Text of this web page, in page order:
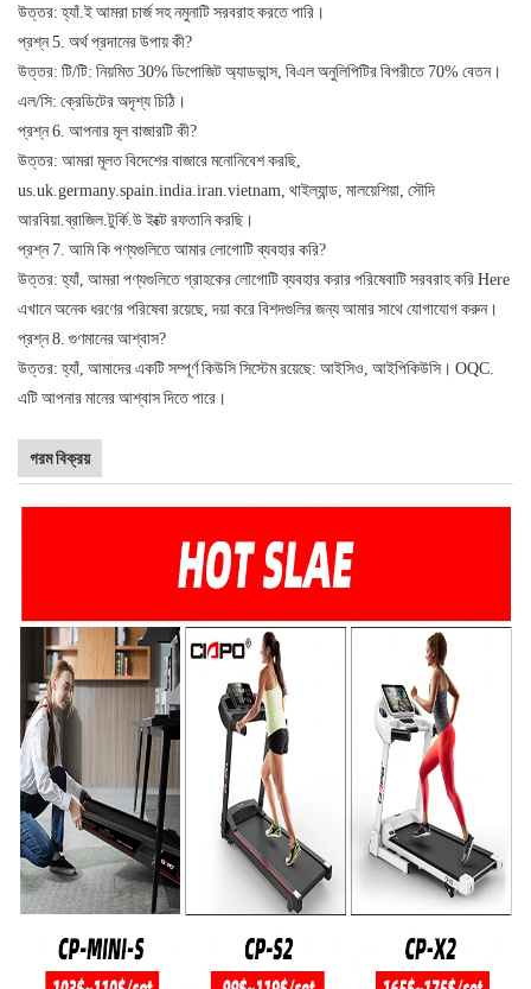
উত্তর: হ্যাঁ.ই আমরা চার্জ সহ নমুনাটি সরবরাহ করতে পারি।
প্রশ্ন 5. অর্থ প্রদানের উপায় কী?
উত্তর: টি/টি: নিয়মিত 30% ডিপোজিট অ্যাডভান্স, বিএল অনুলিপিটির বিপরীতে 70% বেতন।
এল/সি: ক্রেডিটের অদৃশ্য চিঠি।
প্রশ্ন 6. আপনার মূল বাজারটি কী?
উত্তর: আমরা মূলত বিদেশের বাজারে মনোনিবেশ করছি,
us.uk.germany.spain.india.iran.vietnam, থাইল্যান্ড, মালয়েশিয়া, সৌদি
আরবিয়া.ব্রাজিল.টুর্কি.উ ইক্টে রফতানি করছি।
প্রশ্ন 7. আমি কি পণ্যগুলিতে আমার লোগোটি ব্যবহার করি?
উত্তর: হ্যাঁ, আমরা পণ্যগুলিতে গ্রাহকের লোগোটি ব্যবহার করার পরিষেবাটি সরবরাহ করি Here
এখানে অনেক ধরণের পরিষেবা রয়েছে, দয়া করে বিশদগুলির জন্য আমার সাথে যোগাযোগ করুন।
প্রশ্ন 8. গুণমানের আশ্বাস?
উত্তর: হ্যাঁ, আমাদের একটি সম্পূর্ণ কিউসি সিস্টেম রয়েছে: আইসিও, আইপিকিউসি। OQC.
এটি আপনার মানের আশ্বাস দিতে পারে।
গরম বিক্রয়